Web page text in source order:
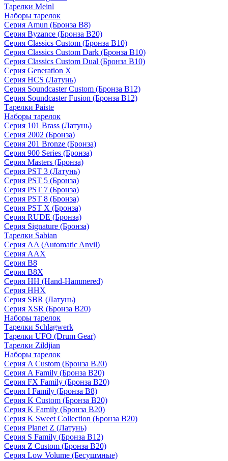
Тарелки Meinl
Наборы тарелок
Серия Amun (Бронза B8)
Серия Byzance (Бронза B20)
Серия Classics Custom (Бронза B10)
Серия Classics Custom Dark (Бронза B10)
Серия Classics Custom Dual (Бронза B10)
Серия Generation X
Серия HCS (Латунь)
Серия Soundcaster Custom (Бронза B12)
Серия Soundcaster Fusion (Бронза B12)
Тарелки Paiste
Наборы тарелок
Серия 101 Brass (Латунь)
Серия 2002 (Бронза)
Серия 201 Bronze (Бронза)
Серия 900 Series (Бронза)
Серия Masters (Бронза)
Серия PST 3 (Латунь)
Серия PST 5 (Бронза)
Серия PST 7 (Бронза)
Серия PST 8 (Бронза)
Серия PST X (Бронза)
Серия RUDE (Бронза)
Серия Signature (Бронза)
Тарелки Sabian
Серия AA (Automatic Anvil)
Серия AAX
Серия B8
Серия B8X
Серия HH (Hand-Hammered)
Серия HHX
Серия SBR (Латунь)
Серия XSR (Бронза B20)
Наборы тарелок
Тарелки Schlagwerk
Тарелки UFO (Drum Gear)
Тарелки Zildjian
Наборы тарелок
Серия A Custom (Бронза B20)
Серия A Family (Бронза B20)
Серия FX Family (Бронза B20)
Серия I Family (Бронза B8)
Серия K Custom (Бронза B20)
Серия K Family (Бронза B20)
Серия K Sweet Collection (Бронза B20)
Серия Planet Z (Латунь)
Серия S Family (Бронза B12)
Серия Z Custom (Бронза B20)
Серия Low Volume (Бесушмные)